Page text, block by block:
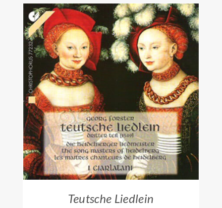
ZUM HÄNDLER
/
DETAILS
Teutsche Liedlein